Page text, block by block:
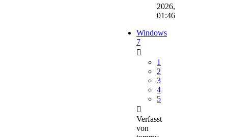
2026,
01:46
Windows
7
1
2
3
4
5
Verfasst
von